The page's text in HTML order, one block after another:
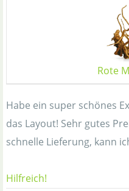
Rote
Habe ein super schönes
das Layout! Sehr gutes
schnelle Lieferung, kann
Hilfreich!